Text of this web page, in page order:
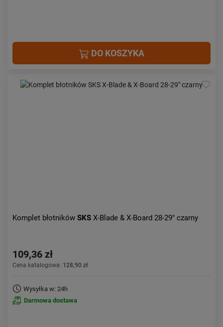
DO KOSZYKA
Komplet błotników SKS X-Blade & X-Board 28-29" czarny
109,36 zł
Cena katalogowa: 128,90 zł
Wysyłka w: 24h
Darmowa dostawa